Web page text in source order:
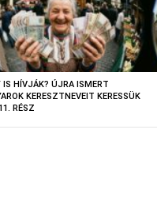
IS HÍVJÁK? ÚJRA ISMERT
KERESZTNEVEIT KERESSÜK
RÉSZ